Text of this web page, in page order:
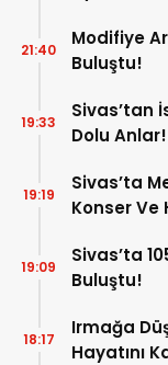
Modifiye
Buluştu!
21:40
Sivas’tan
Dolu Anlar!
19:33
Sivas’ta
Konser Ve
19:19
Sivas’ta
Buluştu!
19:09
Irmağa
Hayatını
18:17